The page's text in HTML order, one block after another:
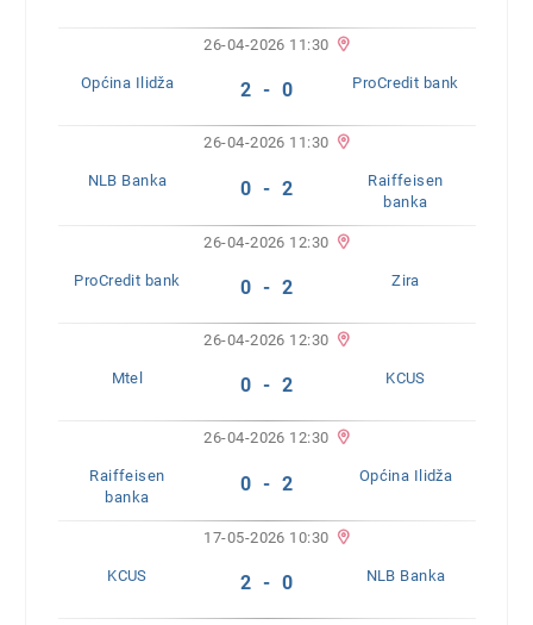
26-04-2026 11:30
Općina Ilidža 2 - 0 ProCredit bank
26-04-2026 11:30
NLB Banka 0 - 2
Raiffeisen
banka
26-04-2026 12:30
ProCredit bank 0 - 2 Zira
26-04-2026 12:30
Mtel 0 - 2 KCUS
26-04-2026 12:30
Raiffeisen
banka
0 - 2 Općina Ilidža
17-05-2026 10:30
KCUS 2 - 0 NLB Banka